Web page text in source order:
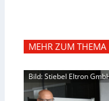
MEHR ZUM THEMA
Bild: Stiebel Eltron